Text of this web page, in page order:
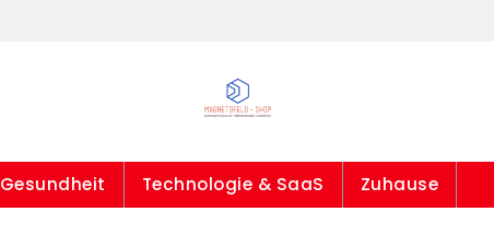
Gesundheit Technologie & SaaS Zuhause